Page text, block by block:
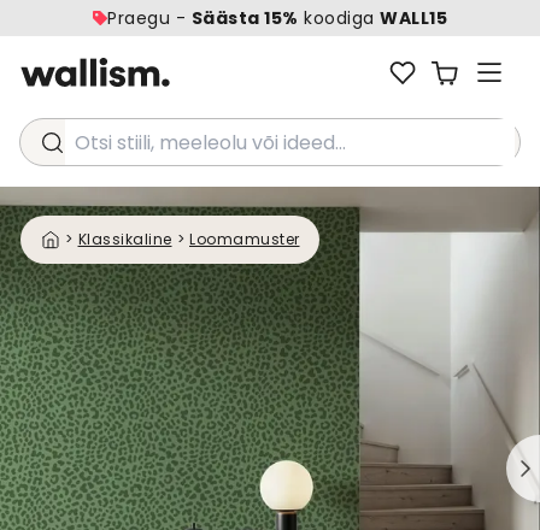
Praegu - Säästa 15% koodiga WALL15
Otsi stiili, meeleolu või ideed...
> Klassikaline > Loomamuster